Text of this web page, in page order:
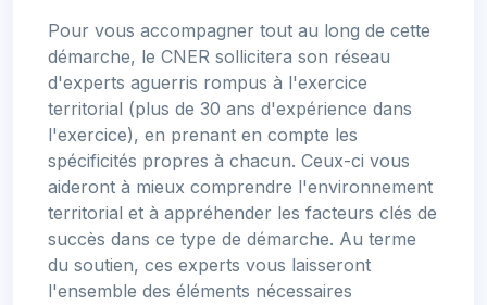
Pour vous accompagner tout au long de cette
démarche, le CNER sollicitera son réseau
d'experts aguerris rompus à l'exercice
territorial (plus de 30 ans d'expérience dans
l'exercice), en prenant en compte les
spécificités propres à chacun. Ceux-ci vous
aideront à mieux comprendre l'environnement
territorial et à appréhender les facteurs clés de
succès dans ce type de démarche. Au terme
du soutien, ces experts vous laisseront
l'ensemble des éléments nécessaires